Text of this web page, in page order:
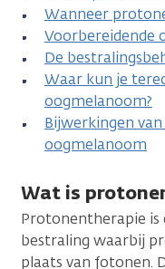
Wanneer
Voorbereidende
De
Waar kun je
oogmelanoom?
Bijwerkingen
oogmelanoom
Wat is
Protonentherapie is
bestraling waarbij
plaats van fotonen.